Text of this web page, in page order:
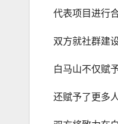
代表项目进行
双方就社群建
白马山不仅赋
还赋予了更多